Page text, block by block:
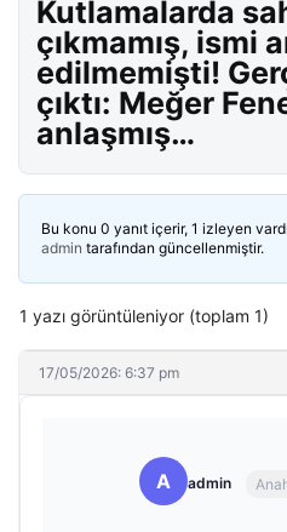
Kutlamalarda
çıkmamış, ismi
edilmemişti!
çıktı: Meğer
anlaşmış…
Bu konu 0 yanıt içerir, 1 izleyen
admin tarafından güncellenmiştir.
1 yazı görüntüleniyor (toplam 1)
17/05/2026: 6:37 pm
A admin